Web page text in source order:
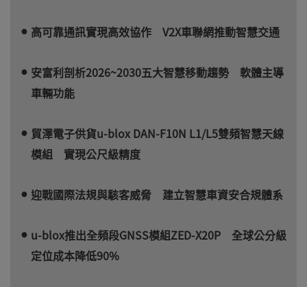
高可靠通訊實現高效協作 V2X車聯網推動智慧交通
安富利剖析2026~2030五大智慧移動趨勢 軟體主導
車輛功能
貿澤電子供貨u-blox DAN-F10N L1/L5雙頻智慧天線
模組 實現公尺級精度
迎戰國際法規與駭客威脅 建立智慧車資安合規體系
u-blox推出全頻段GNSS模組ZED-X20P 全球公分級
定位成本降低90%